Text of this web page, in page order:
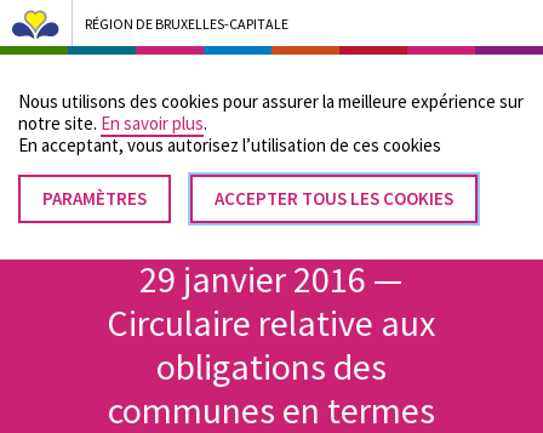
Nous utilisons des cookies pour assurer la meilleure expérience sur
notre site. En savoir plus.
En acceptant, vous autorisez lʼutilisation de ces cookies
PARAMÈTRES ACCEPTER TOUS LES COOKIES
RETIRER
LE
RÉGION DE BRUXELLES-CAPITALE
Bruxelles Pouvoirs Locaux - Aller à la page d'accueil
Menu
Fil
d'Ariane
Accueil
29 janvier 2016 —
Circulaire relative aux
obligations des
communes en termes